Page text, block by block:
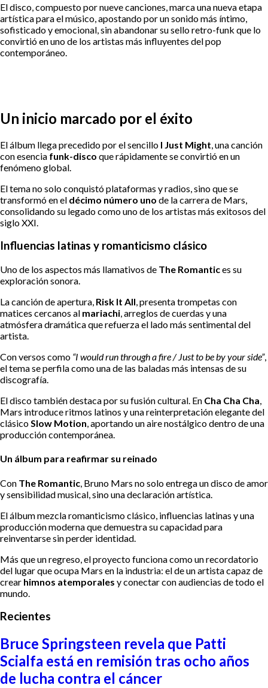
El disco, compuesto por nueve canciones, marca una nueva etapa
artística para el músico, apostando por un sonido más íntimo,
sofisticado y emocional, sin abandonar su sello retro-funk que lo
convirtió en uno de los artistas más influyentes del pop
contemporáneo.
Un inicio marcado por el éxito
El álbum llega precedido por el sencillo I Just Might , una canción
con esencia funk-disco que rápidamente se convirtió en un
fenómeno global.
El tema no solo conquistó plataformas y radios, sino que se
transformó en el décimo número uno de la carrera de Mars,
consolidando su legado como uno de los artistas más exitosos del
siglo XXI.
Influencias latinas y romanticismo clásico
Uno de los aspectos más llamativos de The Romantices su
exploración sonora.
La canción de apertura, Risk It All, presenta trompetas con
matices cercanos al mariachi, arreglos de cuerdas y una
atmósfera dramática que refuerza el lado más sentimental del
artista.
Con versos como “I would run through a fire / Just to be by your side”,
el tema se perfila como una de las baladas más intensas de su
discografía.
El disco también destaca por su fusión cultural. En Cha Cha Cha,
Mars introduce ritmos latinos y una reinterpretación elegante del
clásicoSlow Motion, aportando un aire nostálgico dentro de una
producción contemporánea.
Un álbum para reafirmar su reinado
Con The Romantic , Bruno Mars no solo entrega un disco de amor
y sensibilidad musical, sino una declaración artística.
El álbum mezcla romanticismo clásico, influencias latinas y una
producción moderna que demuestra su capacidad para
reinventarse sin perder identidad.
Más que un regreso, el proyecto funciona como un recordatorio
del lugar que ocupa Mars en la industria: el de un artista capaz de
crear himnos atemporales y conectar con audiencias de todo el
mundo.
Recientes
Bruce Springsteen revela que Patti
Scialfa está en remisión tras ocho años
de lucha contra el cáncer